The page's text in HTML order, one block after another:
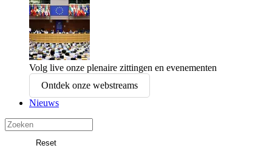
Volg live onze plenaire zittingen en evenementen
Ontdek onze webstreams
Nieuws
Search
in
EuropeesReset